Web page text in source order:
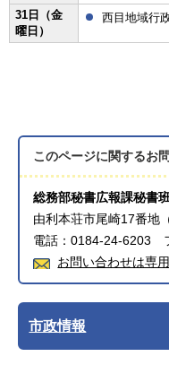
31日（金
曜日）
西目地域行
このページに関するお
総務部秘書広報課秘書
由利本荘市尾崎17番地
電話：0184-24-6203
お問い合わせは専
市政情報